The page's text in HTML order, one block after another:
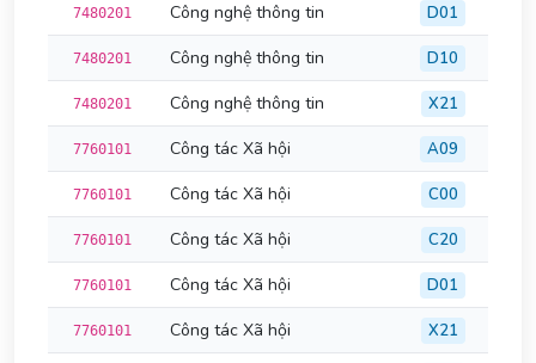
7480201 Công nghệ thông tin D01
7480201 Công nghệ thông tin D10
7480201 Công nghệ thông tin X21
7760101 Công tác Xã hội A09
7760101 Công tác Xã hội C00
7760101 Công tác Xã hội C20
7760101 Công tác Xã hội D01
7760101 Công tác Xã hội X21